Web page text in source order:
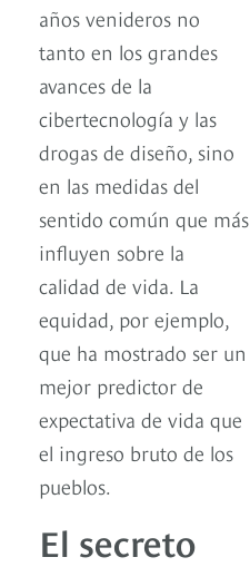
años venideros no
tanto en los grandes
avances de la
cibertecnología y las
drogas de diseño, sino
en las medidas del
sentido común que más
influyen sobre la
calidad de vida. La
equidad, por ejemplo,
que ha mostrado ser un
mejor predictor de
expectativa de vida que
el ingreso bruto de los
pueblos.
El secreto